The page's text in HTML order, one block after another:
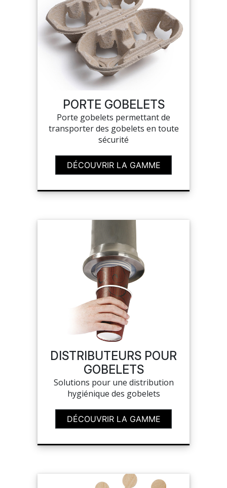
PORTE GOBELETS
Porte gobelets permettant de
transporter des gobelets en toute
sécurité
DÉCOUVRIR LA GAMME
DISTRIBUTEURS POUR
GOBELETS
Solutions pour une distribution
hygiénique des gobelets
DÉCOUVRIR LA GAMME